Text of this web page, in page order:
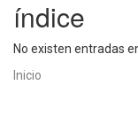
índice
No existen entradas
Inicio